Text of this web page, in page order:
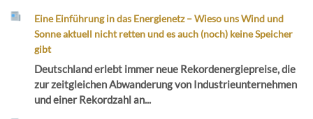
Eine Einführung in das Energienetz – Wieso uns Wind und
Sonne aktuell nicht retten und es auch (noch) keine Speicher
gibt
Deutschland erlebt immer neue Rekordenergiepreise, die
zur zeitgleichen Abwanderung von Industrieunternehmen
und einer Rekordzahl an...